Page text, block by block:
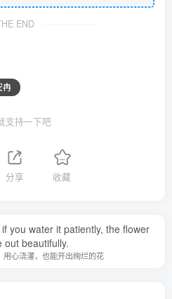
END
冉
支持一下吧
分享 收藏
you water it patiently, the flower
out beautifully.
用心浇灌，也能开出绚烂的花